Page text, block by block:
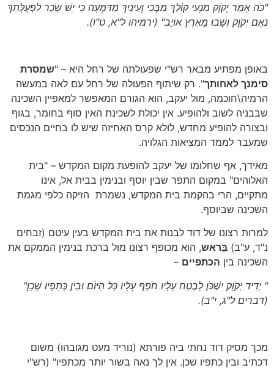
"כֹּה אָמַר יְקֹוָק מִנְעִי קוֹלֵךְ מִבֶּכִי וְעֵינַיִךְ מִדִּמְעָה כִּי יֵשׁ שָׂכָר לִפְעֻלָּתֵךְ
נְאֻם יְקֹוָק וְשָׁבוּ מֵאֶרֶץ אוֹיֵב" (ירמיהו ל"א, ט"ו).
באופן מפתיע מבאר רש"י שפעולתה של רחל היא – "שמסרת
סימנך לאחותך". רק שיתוף הפעולה של רחל עם לאה במעשה
הרמיה\חוכמה, מול יעקב, הוא הגורם המאפשר למאפיין השכינה
שבבניה לשוב ולהופיע. אין יכולת לשכינת האין סוף בחומר, בגוף
ובצורה להופיע מחדש, לולא קרס האחיזה שיש לו בחיים הנכסים
שמעבר לממד המציאות הגלויה.
מאידך, אף שחלומו של יעקב להופעת מקום המקדש – "בית
האלוהים" במקום התפר שבין יוסף ובנימין בבית אל, אינו
מתקיים, הרי בהקמת בית המקדש, נשמרת הזיקה כלפי מגמת
השכינה שביוסף.
למרות רצונו של דוד לבנות את בית המקדש בעין עיטם (זבחים
נ"ד, ע"ב) בַּרֹאש, הוא מכופף רצונו מול ברכת בנימין הממקם את
השכינה בין הכתפיים –
" יְדִיד יְקֹוָק יִשְׁכֹּן לָבֶטַח עָלָיו חֹפֵף עָלָיו כָּל הַיּוֹם וּבֵין כְּתֵפָיו שָׁכֵן"
(דברים ל"ג, י"ב).
מכך מסיק דוד נחתי ביה פורתא (נוריד מעט מגובהו) משום
דכתיב ובין כתפיו שכן. אין לך נאה בשור יותר מכתפיו" (רש"י